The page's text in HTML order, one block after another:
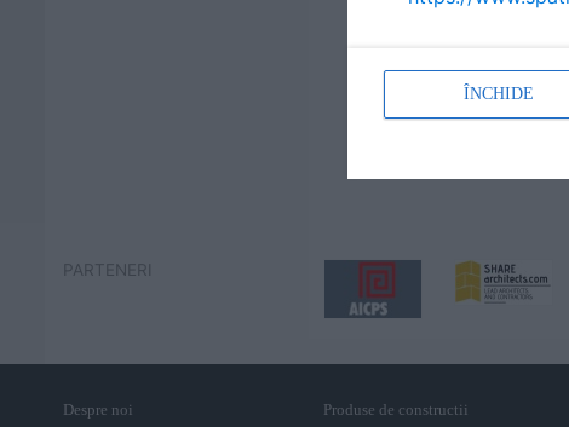
PARTENERI
Despre noi Produse de constructii
ÎNCHIDE